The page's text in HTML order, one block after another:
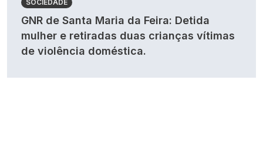
SOCIEDADE
GNR de Santa Maria da Feira: Detida
mulher e retiradas duas crianças vítimas
de violência doméstica.